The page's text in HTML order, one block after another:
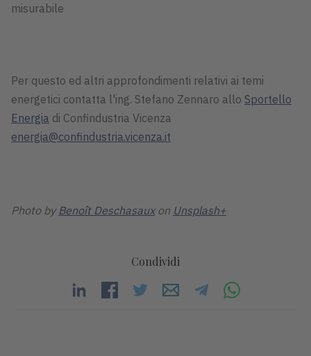
misurabile
Per questo ed altri approfondimenti relativi ai temi
energetici contatta l'ing. Stefano Zennaro allo Sportello
Energia di Confindustria Vicenza
energia@confindustria.vicenza.it
Photo by Benoît Deschasauxon Unsplash+
Condividi